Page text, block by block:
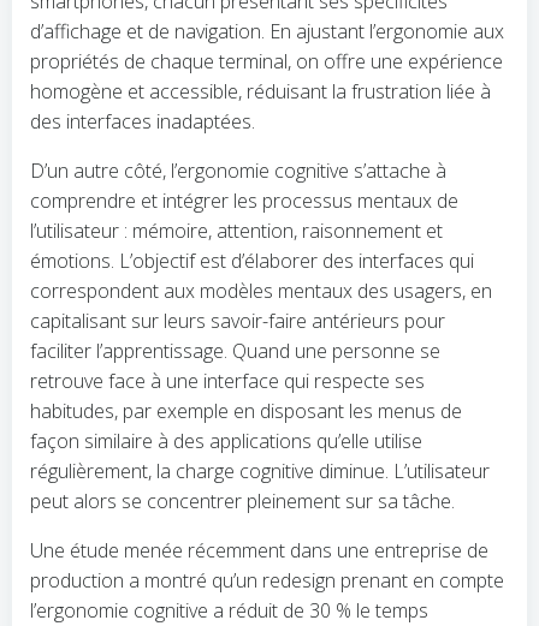
d’affichage et de navigation. En ajustant l’ergonomie aux
propriétés de chaque terminal, on offre une expérience
homogène et accessible, réduisant la frustration liée à
des interfaces inadaptées.
D’un autre côté, l’ergonomie cognitive s’attache à
comprendre et intégrer les processus mentaux de
l’utilisateur : mémoire, attention, raisonnement et
émotions. L’objectif est d’élaborer des interfaces qui
correspondent aux modèles mentaux des usagers, en
capitalisant sur leurs savoir-faire antérieurs pour
faciliter l’apprentissage. Quand une personne se
retrouve face à une interface qui respecte ses
habitudes, par exemple en disposant les menus de
façon similaire à des applications qu’elle utilise
régulièrement, la charge cognitive diminue. L’utilisateur
peut alors se concentrer pleinement sur sa tâche.
Une étude menée récemment dans une entreprise de
production a montré qu’un redesign prenant en compte
l’ergonomie cognitive a réduit de 30 % le temps